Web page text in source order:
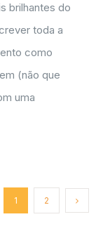
brilhantes do
toda a
como
(não que
uma
1 2